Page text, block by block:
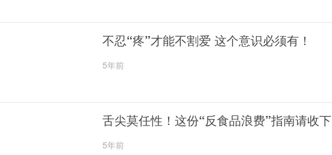
不忍“疼”才能不割爱 这个意识必须有！
5年前
舌尖莫任性！这份“反食品浪费”指南请收下
5年前